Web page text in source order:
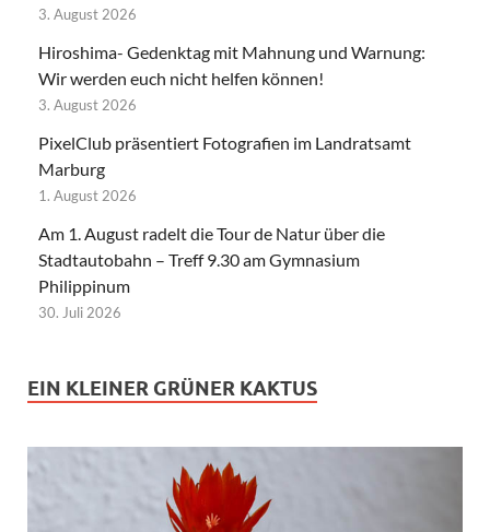
3. August 2026
Hiroshima- Gedenktag mit Mahnung und Warnung:
Wir werden euch nicht helfen können!
3. August 2026
PixelClub präsentiert Fotografien im Landratsamt
Marburg
1. August 2026
Am 1. August radelt die Tour de Natur über die
Stadtautobahn – Treff 9.30 am Gymnasium
Philippinum
30. Juli 2026
EIN KLEINER GRÜNER KAKTUS